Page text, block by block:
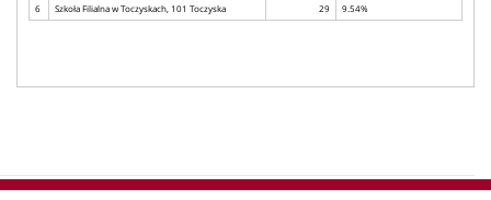
6 Szkoła Filialna w Toczyskach, 101 Toczyska 29 9.54%